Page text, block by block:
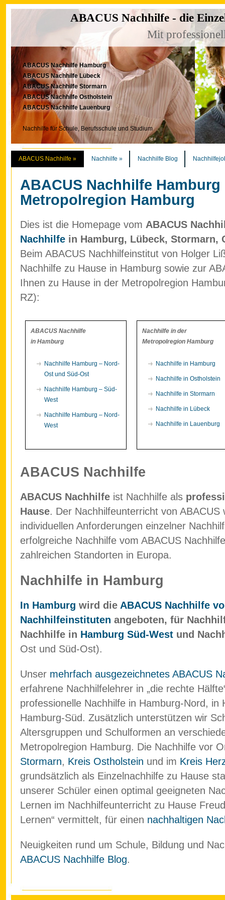
ABACUS Nachhilfe - die
Mit
ABACUS Nachhilfe Hamburg
ABACUS Nachhilfe Lübeck
ABACUS Nachhilfe Stormarn
ABACUS Nachhilfe Ostholstein
ABACUS Nachhilfe Lauenburg
Nachhilfe für Schule, Berufsschule und Studium
ABACUS Nachhilfe » Nachhilfe » Nachhilfe Blog
ABACUS Nachhilfe Hamburg
Metropolregion Hamburg
Dies ist die Homepage vom ABACUS
Nachhilfe in Hamburg, Lübeck, Stormarn,
Beim ABACUS Nachhilfeinstitut von Holger
Nachhilfe zu Hause in Hamburg sowie zur
Ihnen zu Hause in der Metropolregion
RZ):
ABACUS Nachhilfe
in Hamburg
Nachhilfe Hamburg – Nord-
Ost und Süd-Ost
Nachhilfe Hamburg – Süd-
West
Nachhilfe Hamburg – Nord-
West
Nachhilfe in der
Metropolregion Hamburg
Nachhilfe in Hamburg
Nachhilfe in Ostholstein
Nachhilfe in Stormarn
Nachhilfe in Lübeck
Nachhilfe in Lauenburg
ABACUS Nachhilfe
ABACUS Nachhilfe ist Nachhilfe als
Hause. Der Nachhilfeunterricht von
individuellen Anforderungen einzelner
erfolgreiche Nachhilfe vom ABACUS
zahlreichen Standorten in Europa.
Nachhilfe in Hamburg
In Hamburg wird die ABACUS Nachhilfe
Nachhilfeinstituten angeboten, für
Nachhilfe in Hamburg Süd-West und
Ost und Süd-Ost).
Unser mehrfach ausgezeichnetes ABACUS
erfahrene Nachhilfelehrer in „die rechte
professionelle Nachhilfe in Hamburg-Nord, in
Hamburg-Süd. Zusätzlich unterstützen wir
Altersgruppen und Schulformen an
Metropolregion Hamburg. Die Nachhilfe vor
Stormarn, Kreis Ostholstein und im Kreis
grundsätzlich als Einzelnachhilfe zu Hause
unserer Schüler einen optimal geeigneten
Lernen im Nachhilfeunterricht zu Hause
Lernen“ vermittelt, für einen nachhaltigen
Neuigkeiten rund um Schule, Bildung und
ABACUS Nachhilfe Blog.